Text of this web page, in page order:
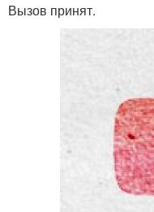
Вызов принят.